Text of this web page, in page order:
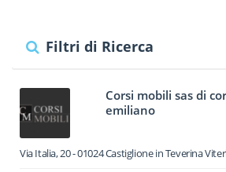
Filtri di Ricerca
Corsi mobili sas di
emiliano
Via Italia, 20-01024Castiglione in Teverina